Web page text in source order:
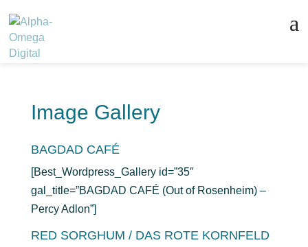
Image Gallery
BAGDAD CAFÉ
[Best_Wordpress_Gallery id=”35″
gal_title=”BAGDAD CAFÉ (Out of Rosenheim) –
Percy Adlon”]
RED SORGHUM / DAS ROTE KORNFELD